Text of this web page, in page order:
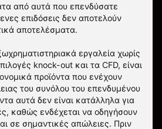
από αυτά που επενδύσατε
επιδόσεις δεν αποτελούν
αποτελέσματα.
εργαλεία χωρίς
knock-out και τα CFD, είναι
προϊόντα που ενέχουν
του συνόλου του επενδυμένου
αυτά δεν είναι κατάλληλα για
καθώς ενδέχεται να οδηγήσουν
σε σημαντικές απώλειες. Πριν